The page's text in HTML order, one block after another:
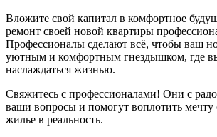
Вложите свой капитал в комфортное
ремонт своей новой квартиры
Профессионалы сделают всё, чтобы ваш
уютным и комфортным гнездышком, где
наслаждаться жизнью.
Свяжитесь с профессионалами! Они с
ваши вопросы и помогут воплотить
жилье в реальность.